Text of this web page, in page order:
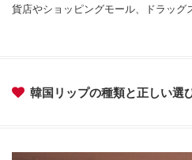
貨店やショッピングモール、ドラッグ
韓国リップの種類と正しい選